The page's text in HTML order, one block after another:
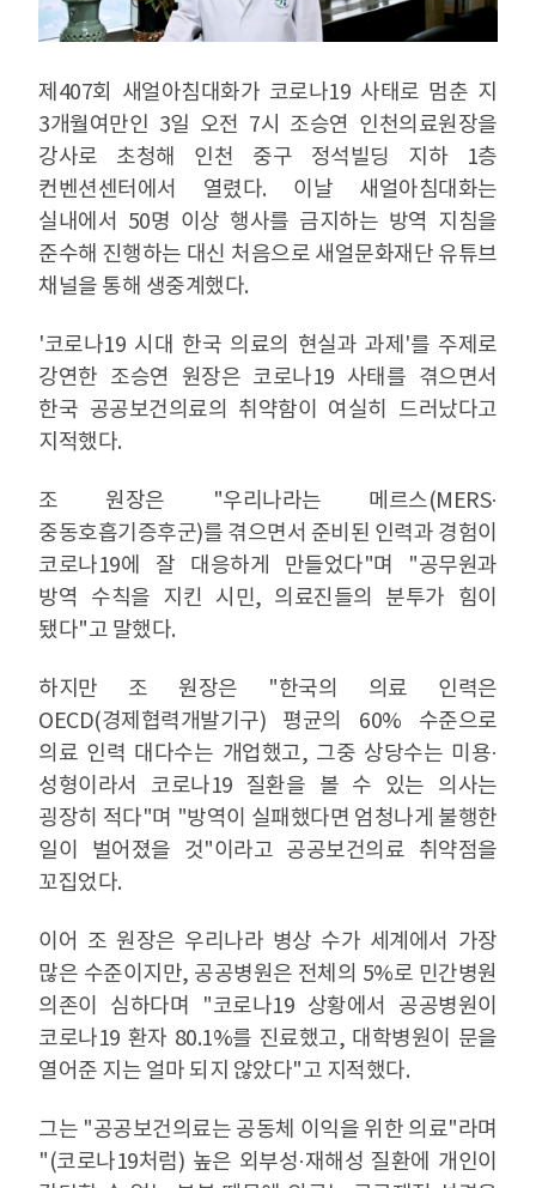
제407회 새얼아침대화가 코로나19 사태로 멈춘 지
3개월여만인 3일 오전 7시 조승연 인천의료원장을
강사로 초청해 인천 중구 정석빌딩 지하 1층
컨벤션센터에서 열렸다. 이날 새얼아침대화는
실내에서 50명 이상 행사를 금지하는 방역 지침을
준수해 진행하는 대신 처음으로 새얼문화재단 유튜브
채널을 통해 생중계했다.
'코로나19 시대 한국 의료의 현실과 과제'를 주제로
강연한 조승연 원장은 코로나19 사태를 겪으면서
한국 공공보건의료의 취약함이 여실히 드러났다고
지적했다.
조 원장은 "우리나라는 메르스(MERS·
중동호흡기증후군)를 겪으면서 준비된 인력과 경험이
코로나19에 잘 대응하게 만들었다"며 "공무원과
방역 수칙을 지킨 시민, 의료진들의 분투가 힘이
됐다"고 말했다.
하지만 조 원장은 "한국의 의료 인력은
OECD(경제협력개발기구) 평균의 60% 수준으로
의료 인력 대다수는 개업했고, 그중 상당수는 미용·
성형이라서 코로나19 질환을 볼 수 있는 의사는
굉장히 적다"며 "방역이 실패했다면 엄청나게 불행한
일이 벌어졌을 것"이라고 공공보건의료 취약점을
꼬집었다.
이어 조 원장은 우리나라 병상 수가 세계에서 가장
많은 수준이지만, 공공병원은 전체의 5%로 민간병원
의존이 심하다며 "코로나19 상황에서 공공병원이
코로나19 환자 80.1%를 진료했고, 대학병원이 문을
열어준 지는 얼마 되지 않았다"고 지적했다.
그는 "공공보건의료는 공동체 이익을 위한 의료"라며
"(코로나19처럼) 높은 외부성·재해성 질환에 개인이